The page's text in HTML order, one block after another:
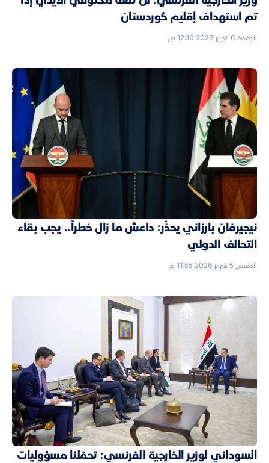
تم استهداف إقليم كوردستان
الجمعة 6 فبراير 2026 12:16 ص
نيجيرفان بارزاني يحذّر: داعش ما زال خطراً.. يجب بقاء
التحالف الدولي
الخميس 5 فبراير 2026 11:55 م
السوداني لوزير الخارجية الفرنسي: تحمّلنا مسؤوليات